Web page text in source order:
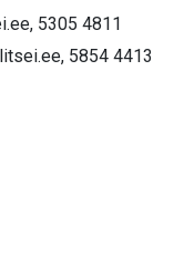
, 5305 4811
, 5854 4413